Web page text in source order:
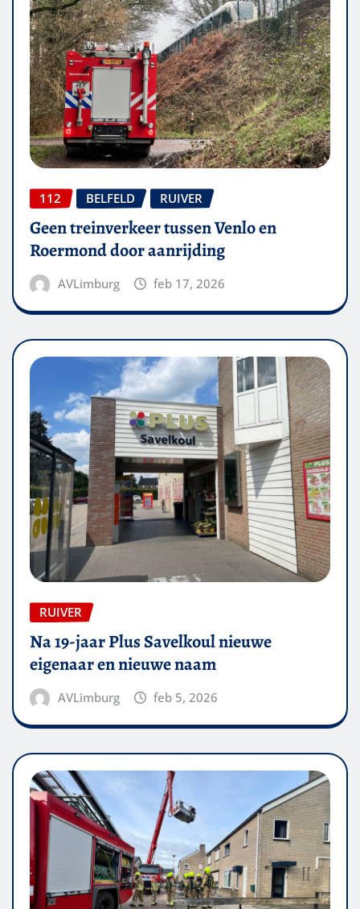
112 BELFELD RUIVER
Geen treinverkeer tussen Venlo en
Roermond door aanrijding
AVLimburg feb 17, 2026
RUIVER
Na 19-jaar Plus Savelkoul nieuwe
eigenaar en nieuwe naam
AVLimburg feb 5, 2026